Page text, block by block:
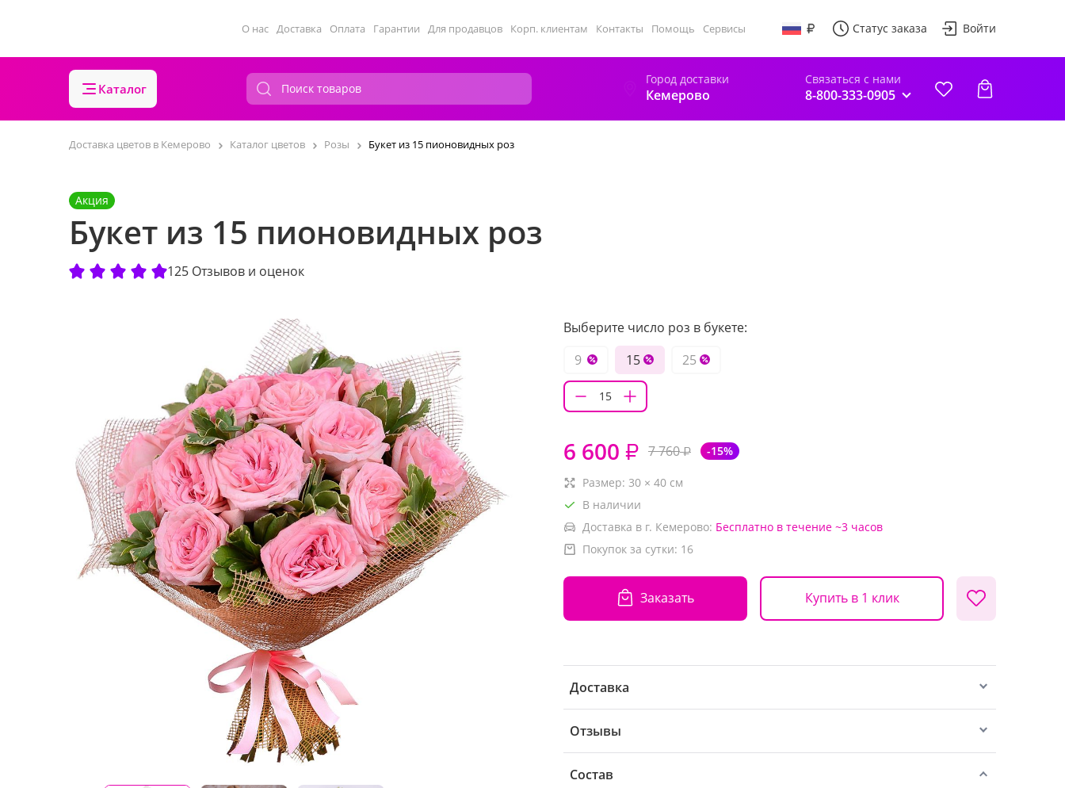
О нас Доставка Оплата Гарантии Для продавцов Корп. клиентам Контакты Помощь Сервисы Статус заказа Войти
Каталог
Город доставки
Кемерово
Связаться с нами
8-800-333-0905
Доставка цветов в Кемерово Каталог цветов Розы Букет из 15 пионовидных роз
Акция
Букет из 15 пионовидных роз
125 Отзывов и оценок
Выберите число роз в букете:
9
15 25
6 600 ₽ 7 760₽ -15%
Размер: 30 × 40 см
В наличии
Доставка в г. Кемерово: Бесплатно в течение ~3 часов
Покупок за сутки: 16
Заказать Купить в 1 клик
Доставка
Отзывы
Состав